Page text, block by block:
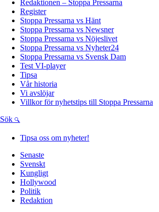
Redaktionen – Stoppa Pressarna
Register
Stoppa Pressarna vs Hänt
Stoppa Pressarna vs Newsner
Stoppa Pressarna vs Nöjeslivet
Stoppa Pressarna vs Nyheter24
Stoppa Pressarna vs Svensk Dam
Test VI-player
Tipsa
Vår historia
Vi avslöjar
Villkor för nyhetstips till Stoppa Pressarna
Sök
Tipsa oss om nyheter!
Senaste
Svenskt
Kungligt
Hollywood
Politik
Redaktion